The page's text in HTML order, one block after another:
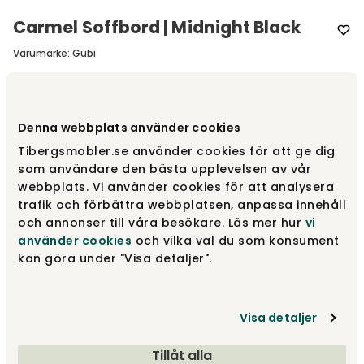
Denna webbplats använder cookies
Tibergsmobler.se använder cookies för att ge dig
som användare den bästa upplevelsen av vår
webbplats. Vi använder cookies för att analysera
trafik och förbättra webbplatsen, anpassa innehåll
och annonser till våra besökare. Läs mer hur vi
använder cookies och vilka val du som konsument
kan göra under "Visa detaljer".
Visa detaljer
Tillåt alla
Carmel Soffbord | Midnight Black
Varumärke: Gubi
Midnight Black | 88x70 cm H25 21 999 kr
Rock Red | 60x60 cm H40 cm 15 999 kr